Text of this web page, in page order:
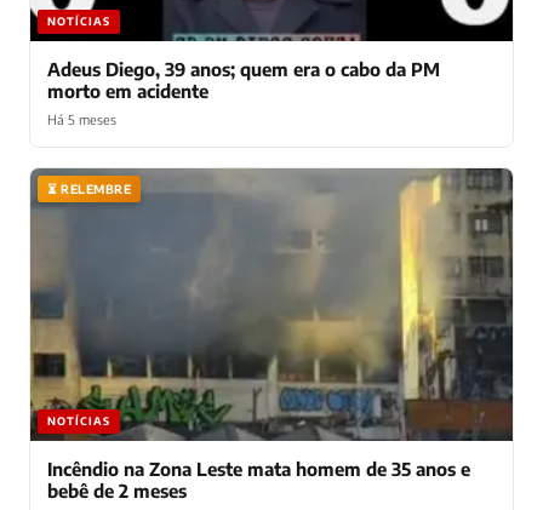
NOTÍCIAS
Adeus Diego, 39 anos; quem era o cabo da PM
morto em acidente
Há 5 meses
⏳ RELEMBRE
NOTÍCIAS
Incêndio na Zona Leste mata homem de 35 anos e
bebê de 2 meses